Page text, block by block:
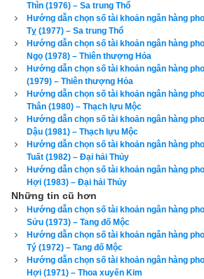
1), Chấn (số 3), Tốn (số 4), Ly (Số 9)
Chính Bắc, Chính Đông, Chính Nam,
Xem chi tiết luận tính cách, bảng cửu
xấu, Bảng phối cung phi vợ chồng của
–
bát trạch cung Cấn qua bài viết sau: “
người có mệnh bát trạch cung Cấn - Bát
Theo bảng tra mệnh cung phi bát trạch thì
nữ có mệnh Số 7 – Thất Xích
nhóm Tây Tứ Trạch (Tây Tứ Mệnh) nên
mệnh Khôn (Số 2), Càn (Số 6), Đoài (số
hướng tốt là Đông Bắc, Chính Tây, Tây
chọn chồng thuộc nhóm Đông Tứ Trạch
(Số 1), Chấn (số 3), Tốn (số 4), Ly (Số
Chính Bắc, Chính Đông, Chính Nam,
Thìn (1976) – Sa trung Thổ
Hướng dẫn chọn số tài khoản ngân hàng
Tỵ (1977) – Sa trung Thổ
Hướng dẫn chọn số tài khoản ngân hàng
Ngọ (1978) – Thiên thượng Hỏa
Hướng dẫn chọn số tài khoản ngân hàng
(1979) – Thiên thượng Hỏa
Hướng dẫn chọn số tài khoản ngân hàng
Thân (1980) – Thạch lựu Mộc
Hướng dẫn chọn số tài khoản ngân hàng
Dậu (1981) – Thạch lựu Mộc
Hướng dẫn chọn số tài khoản ngân hàng
Tuất (1982) – Đại hải Thủy
Hướng dẫn chọn số tài khoản ngân hàng
Hợi (1983) – Đại hải Thủy
Những tin cũ hơn
Hướng dẫn chọn số tài khoản ngân hàng
Sửu (1973) – Tang đố Mộc
Hướng dẫn chọn số tài khoản ngân hàng
Tý (1972) – Tang đố Mộc
Hướng dẫn chọn số tài khoản ngân hàng
Hợi (1971) – Thoa xuyến Kim